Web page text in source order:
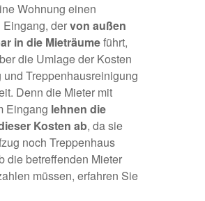
Wohnung einen
dervon außen
in die Mieträumeführt,
die Umlage der Kosten
und Treppenhausreinigung
Denn die Mieter mit
Eingang lehnen die
Kosten ab, da sie
noch Treppenhaus
die betreffenden Mieter
müssen, erfahren Sie